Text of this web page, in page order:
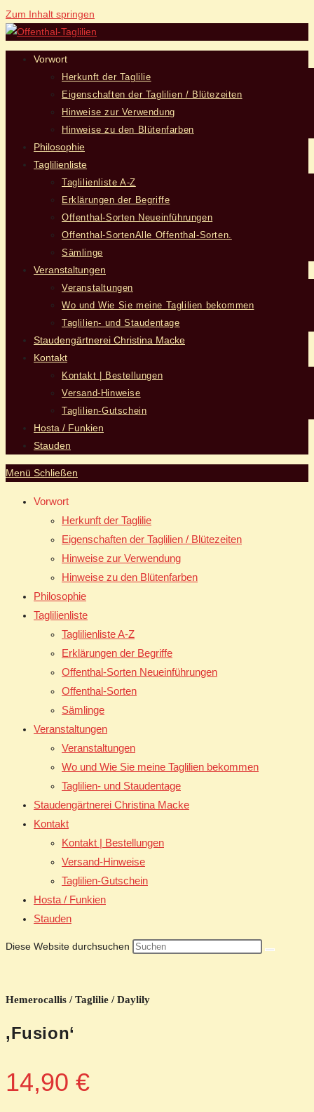
Zum Inhalt springen
Vorwort
Herkunft der Taglilie
Eigenschaften der Taglilien / Blütezeiten
Hinweise zur Verwendung
Hinweise zu den Blütenfarben
Philosophie
Taglilienliste
Taglilienliste A-Z
Erklärungen der Begriffe
Offenthal-Sorten Neueinführungen
Offenthal-SortenAlle Offenthal-Sorten.
Sämlinge
Veranstaltungen
Veranstaltungen
Wo und Wie Sie meine Taglilien bekommen
Taglilien- und Staudentage
Staudengärtnerei Christina Macke
Kontakt
Kontakt | Bestellungen
Versand-Hinweise
Taglilien-Gutschein
Hosta / Funkien
Stauden
Menü Schließen
Vorwort
Herkunft der Taglilie
Eigenschaften der Taglilien / Blütezeiten
Hinweise zur Verwendung
Hinweise zu den Blütenfarben
Philosophie
Taglilienliste
Taglilienliste A-Z
Erklärungen der Begriffe
Offenthal-Sorten Neueinführungen
Offenthal-Sorten
Sämlinge
Veranstaltungen
Veranstaltungen
Wo und Wie Sie meine Taglilien bekommen
Taglilien- und Staudentage
Staudengärtnerei Christina Macke
Kontakt
Kontakt | Bestellungen
Versand-Hinweise
Taglilien-Gutschein
Hosta / Funkien
Stauden
Diese Website durchsuchen
Hemerocallis / Taglilie / Daylily
‚Fusion‘
14,90 €